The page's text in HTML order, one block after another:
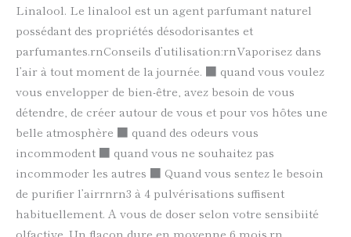
Linalool. Le linalool est un agent parfumant naturel
possédant des propriétés désodorisantes et
parfumantes.rnConseils d’utilisation:rnVaporisez dans
l’air à tout moment de la journée. ■ quand vous voulez
vous envelopper de bien-être, avez besoin de vous
détendre, de créer autour de vous et pour vos hôtes une
belle atmosphère ■ quand des odeurs vous
incommodent ■ quand vous ne souhaitez pas
incommoder les autres ■ Quand vous sentez le besoin
de purifier l’airrnrn3 à 4 pulvérisations suffisent
habituellement. A vous de doser selon votre sensibiité
olfactive. Un flacon dure en moyenne 6 mois.rn